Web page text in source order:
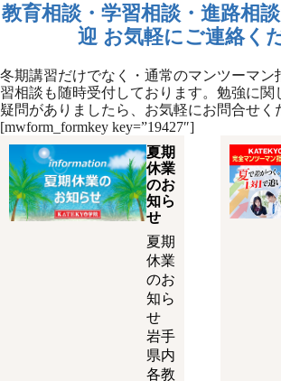
教育相談・学習相談・進路相
迎 お気軽にご連絡く
冬期講習だけでなく・通常のマンツーマン
習相談も随時受付しております。勉強に関
疑問がありましたら、お気軽にお問合せく
[mwform_formkey key=”19427″]
夏期
休業
のお
知ら
せ
夏期
休業
のお
知ら
せ
岩手
県内
各教